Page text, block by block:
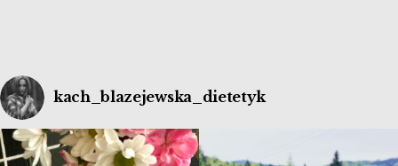
kach_blazejewska_dietetyk